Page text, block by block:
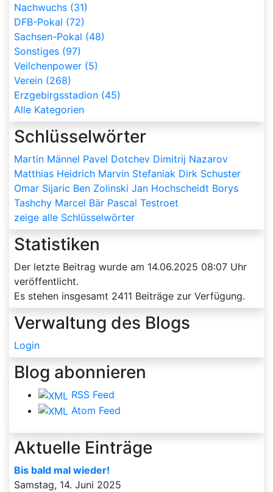
Nachwuchs (31)
DFB-Pokal (72)
Sachsen-Pokal (48)
Sonstiges (97)
Veilchenpower (5)
Verein (268)
Erzgebirgsstadion (45)
Alle Kategorien
Schlüsselwörter
Martin Männel Pavel Dotchev Dimitrij Nazarov
Matthias Heidrich Marvin Stefaniak Dirk Schuster
Omar Sijaric Ben Zolinski Jan Hochscheidt Borys
Tashchy Marcel Bär Pascal Testroet
zeige alle Schlüsselwörter
Statistiken
Der letzte Beitrag wurde am 14.06.2025 08:07 Uhr
veröffentlicht.
Es stehen insgesamt 2411 Beiträge zur Verfügung.
Verwaltung des Blogs
Login
Blog abonnieren
RSS Feed
Atom Feed
Aktuelle Einträge
Bis bald mal wieder!
Samstag, 14. Juni 2025